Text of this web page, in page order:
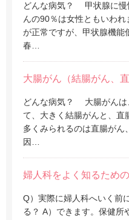
どんな病気？ 甲状腺に慢
んの90％は女性ともいわ
が正常ですが、甲状腺機能
春…
大腸がん（結腸がん、直
どんな病気？ 大腸がんは
て、大きく結腸がんと、直
多くみられるのは直腸がん
因…
婦人科をよく知るため
Q）実際に婦人科へいく前
る？ A）できます。保健所